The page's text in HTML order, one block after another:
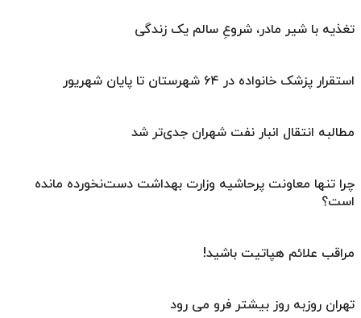
تغذیه با شیر مادر، شروعِ سالم یک زندگی
استقرار پزشک خانواده در ۶۴ شهرستان تا پایان شهریور
مطالبه انتقال انبار نفت شهران جدی‌تر شد
چرا تنها معاونت پرحاشیه وزارت بهداشت دست‌نخورده مانده
است؟
مراقب علائم هپاتیت باشید!
تهران روزبه ‌روز بیشتر فرو می‌ رود